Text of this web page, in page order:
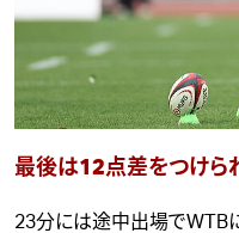
最後は12点差をつけら
23分には途中出場でWTB